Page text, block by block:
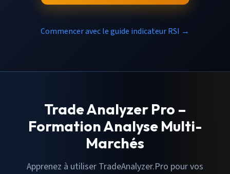
Commencer avec le guide indicateur RSI →
Trade Analyzer Pro –
Formation Analyse Multi-
Marchés
Apprenez à utiliser TradeAnalyzer.Pro pour vos